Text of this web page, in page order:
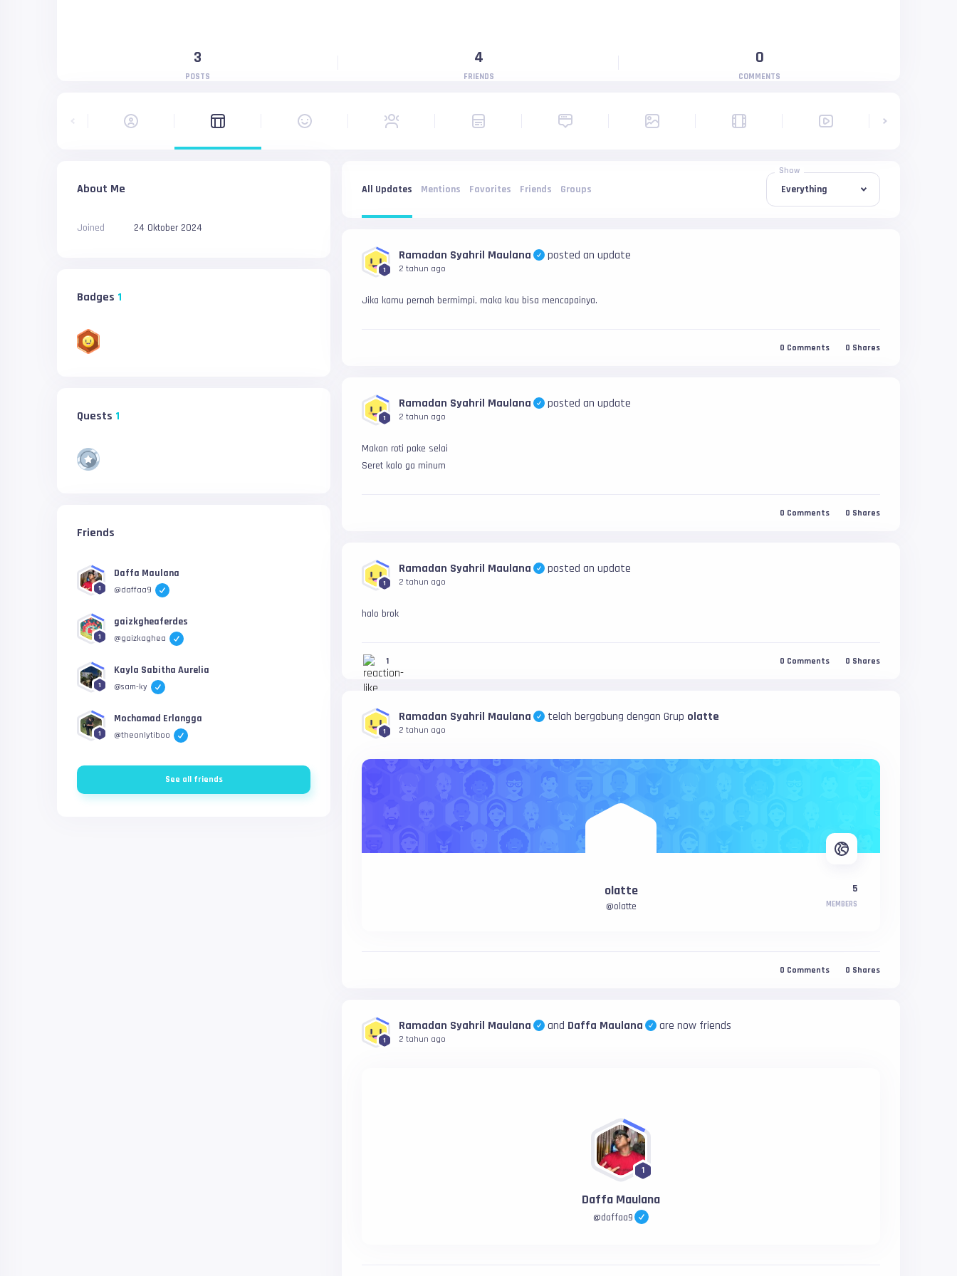
3
POSTS
4
FRIENDS
0
COMMENTS
About Me
Joined 24 Oktober 2024
Badges 1
Quests 1
Friends
1
Daffa Maulana
@daffaa9
1
gaizkgheaferdes
@gaizkaghea
1
Kayla Sabitha Aurelia
@sam-ky
1
Mochamad Erlangga
@theonlytiboo
See all friends
All Updates Mentions Favorites Friends Groups
Show
1
Ramadan Syahril Maulana posted an update
2 tahun ago
Jika kamu pernah bermimpi, maka kau bisa mencapainya.
0 Comments 0 Shares
1
Ramadan Syahril Maulana posted an update
2 tahun ago
Makan roti pake selai
Seret kalo ga minum
0 Comments 0 Shares
1
Ramadan Syahril Maulana posted an update
2 tahun ago
halo brok
1 0 Comments 0 Shares
1
Ramadan Syahril Maulana telah bergabung dengan Grup olatte
2 tahun ago
olatte
@olatte
5
MEMBERS
0 Comments 0 Shares
1
Ramadan Syahril Maulana and Daffa Maulana are now friends
2 tahun ago
1
Daffa Maulana
@daffaa9